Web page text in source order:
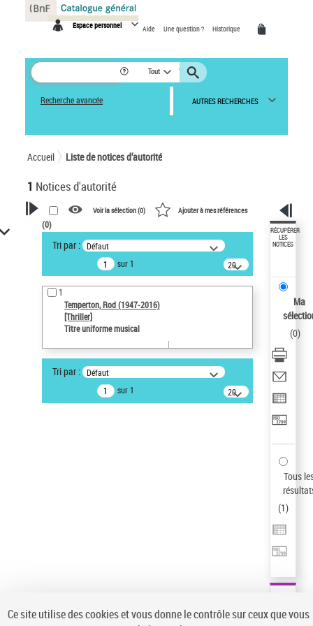
Espace personnel Aide Une question ? Historique
Tout
Recherche avancée AUTRES RECHERCHES
Accueil Liste de notices d’autorité
1 Notices d'autorité
VOTRE RECHERCHE
Recherche avancée dans les
notices d’autorité
Œuvres liées à l'auteur :
Temperton, Rod (1947-2016)
Statut de la notice d’autorité
Notice élémentaire
Type de notice d'autorité
Pays
Voir la sélection (0) Ajouter à mes références
(0)
Tri par : Défaut
sur 1
20
résultats/page
1
Temperton, Rod (1947-2016)
[Thriller]
Titre uniforme musical
Tri par : Défaut
sur 1
20
résultats/page
RÉCUPÉRER
LES
NOTICES
Ma
(0)
Tous
(1)
Panneau de gestion des cookies
Ce site utilise des cookies et vous donne le contrôle sur ceux que vous